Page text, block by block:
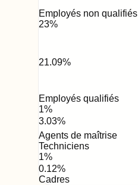
Employés non qualifiés
23%
21.09%
Employés qualifiés
1%
3.03%
Agents de maîtrise
Techniciens
1%
0.12%
Cadres